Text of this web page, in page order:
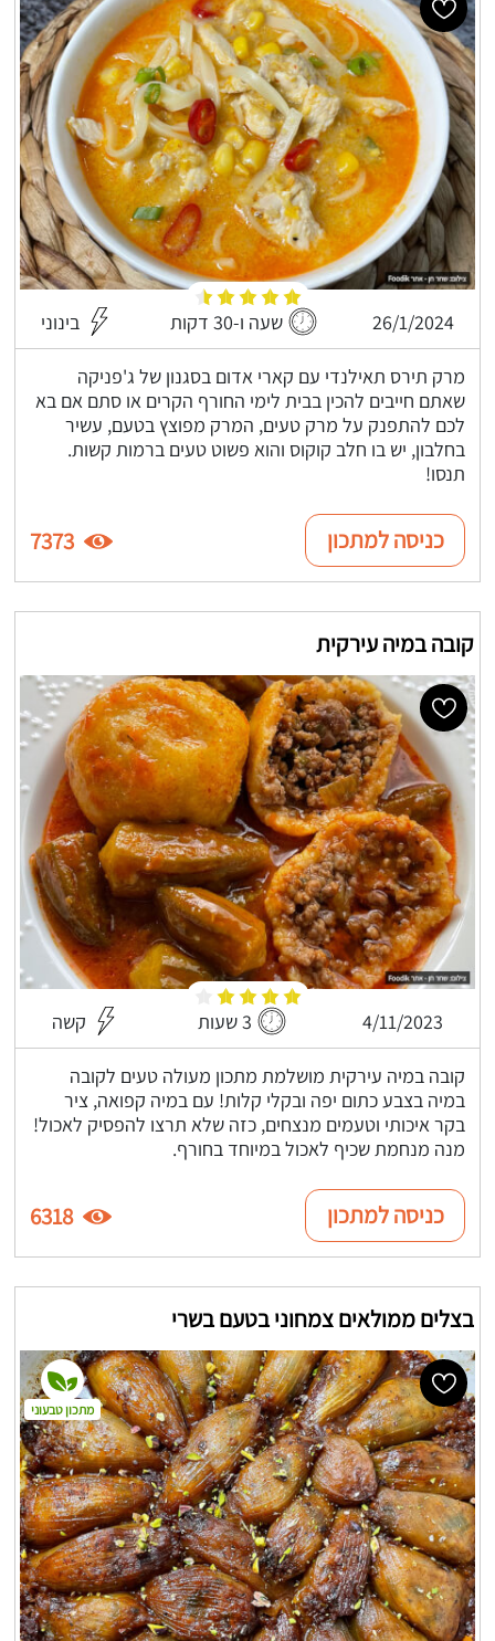
26/1/2024 שעה ו-30 דקות בינוני
מרק תירס תאילנדי עם קארי אדום בסגנון של ג'פניקה
שאתם חייבים להכין בבית לימי החורף הקרים או סתם אם בא
לכם להתפנק על מרק טעים, המרק מפוצץ בטעם, עשיר
בחלבון, יש בו חלב קוקוס והוא פשוט טעים ברמות קשות.
תנסו!
כניסה למתכון 7373
קובה במיה עירקית
4/11/2023 3 שעות קשה
קובה במיה עירקית מושלמת מתכון מעולה טעים לקובה
במיה בצבע כתום יפה ובקלי קלות! עם במיה קפואה, ציר
בקר איכותי וטעמים מנצחים, כזה שלא תרצו להפסיק לאכול!
מנה מנחמת שכיף לאכול במיוחד בחורף.
כניסה למתכון 6318
בצלים ממולאים צמחוני בטעם בשרי
מתכון טבעוני